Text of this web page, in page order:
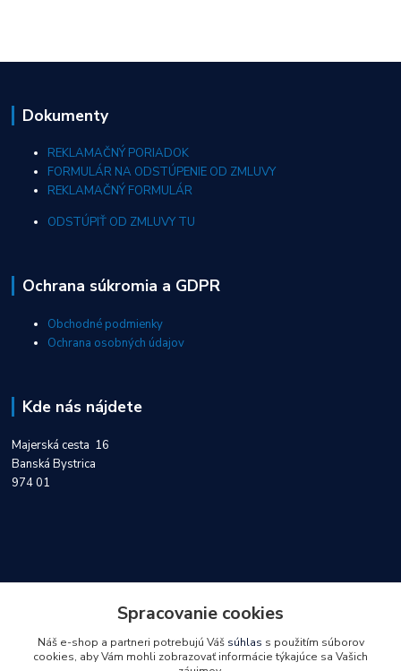
Dokumenty
REKLAMAČNÝ PORIADOK
FORMULÁR NA ODSTÚPENIE OD ZMLUVY
REKLAMAČNÝ FORMULÁR
ODSTÚPIŤ OD ZMLUVY TU
Ochrana súkromia a GDPR
Obchodné podmienky
Ochrana osobných údajov
Kde nás nájdete
Majerská cesta 16
Banská Bystrica
974 01
0918 747 404
Spracovanie cookies
Náš e-shop a partneri potrebujú Váš súhlas s použitím súborov
cookies, aby Vám mohli zobrazovať informácie týkajúce sa Vašich